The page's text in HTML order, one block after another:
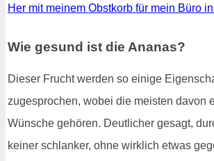
Her mit meinem Obstkorb für mein Büro
Wie gesund ist die Ananas?
Dieser Frucht werden so einige
zugesprochen, wobei die meisten davon
Wünsche gehören. Deutlicher gesagt,
keiner schlanker, ohne wirklich etwas